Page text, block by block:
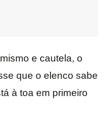
e cautela, o
que o elenco sabe
à toa em primeiro